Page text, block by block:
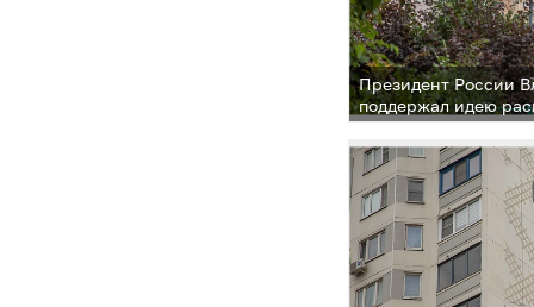
Президент России
поддержал идею
одинцовского
микрорайонов